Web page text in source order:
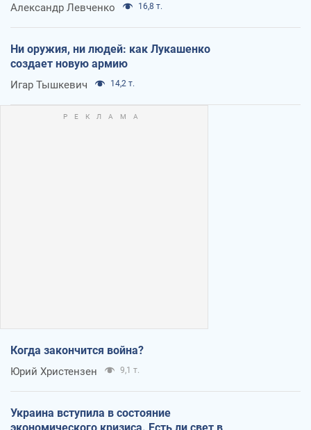
Александр Левченко 16,8 т.
Ни оружия, ни людей: как Лукашенко
создает новую армию
Игар Тышкевич 14,2 т.
Когда закончится война?
Юрий Христензен 9,1 т.
Украина вступила в состояние
экономического кризиса. Есть ли свет в